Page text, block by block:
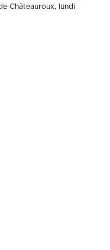
Châteauroux, lundi